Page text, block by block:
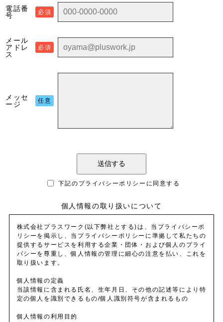
電話番
号
必須
メール
アドレ
ス
必須
メッセ
ージ
任意
下記のプライバシーポリシーに同意する
個人情報の取り扱いについて
株式会社プラスワーク(以下弊社とする)は、当プライバシーポ
リシーを掲示し、当プライバシーポリシーに準拠して私たちの
提供するサービスを利用する企業・団体・および個人のプライ
バシーを尊重し、個人情報の管理に細心の注意を払い、これを
取り扱います。
個人情報の定義
当該情報に含まれる氏名、生年月日、その他の記述等により特
定の個人を識別できるもの/個人識別符号が含まれるもの
個人情報の利用目的